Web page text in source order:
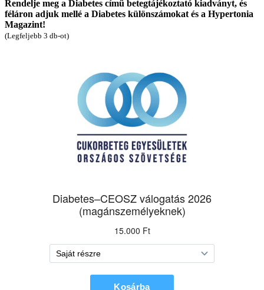
Rendelje meg a Diabetes című betegtájékoztató kiadványt, és
féláron adjuk mellé a Diabetes különszámokat és a Hypertonia
Magazint!
(Legfeljebb 3 db-ot)